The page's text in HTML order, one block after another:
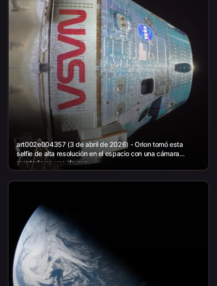
art002e004357 (3 de abril de 2026) - Orion tomó esta
selfie de alta resolución en el espacio con una cámara
montada en uno de sus...